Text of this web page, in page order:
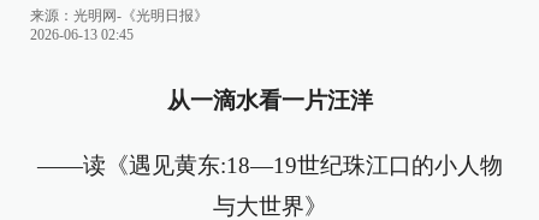
来源： 光明网-《光明日报》
2026-06-13 02:45
从一滴水看一片汪洋
——读《遇见黄东:18—19世纪珠江口的小人物
与大世界》